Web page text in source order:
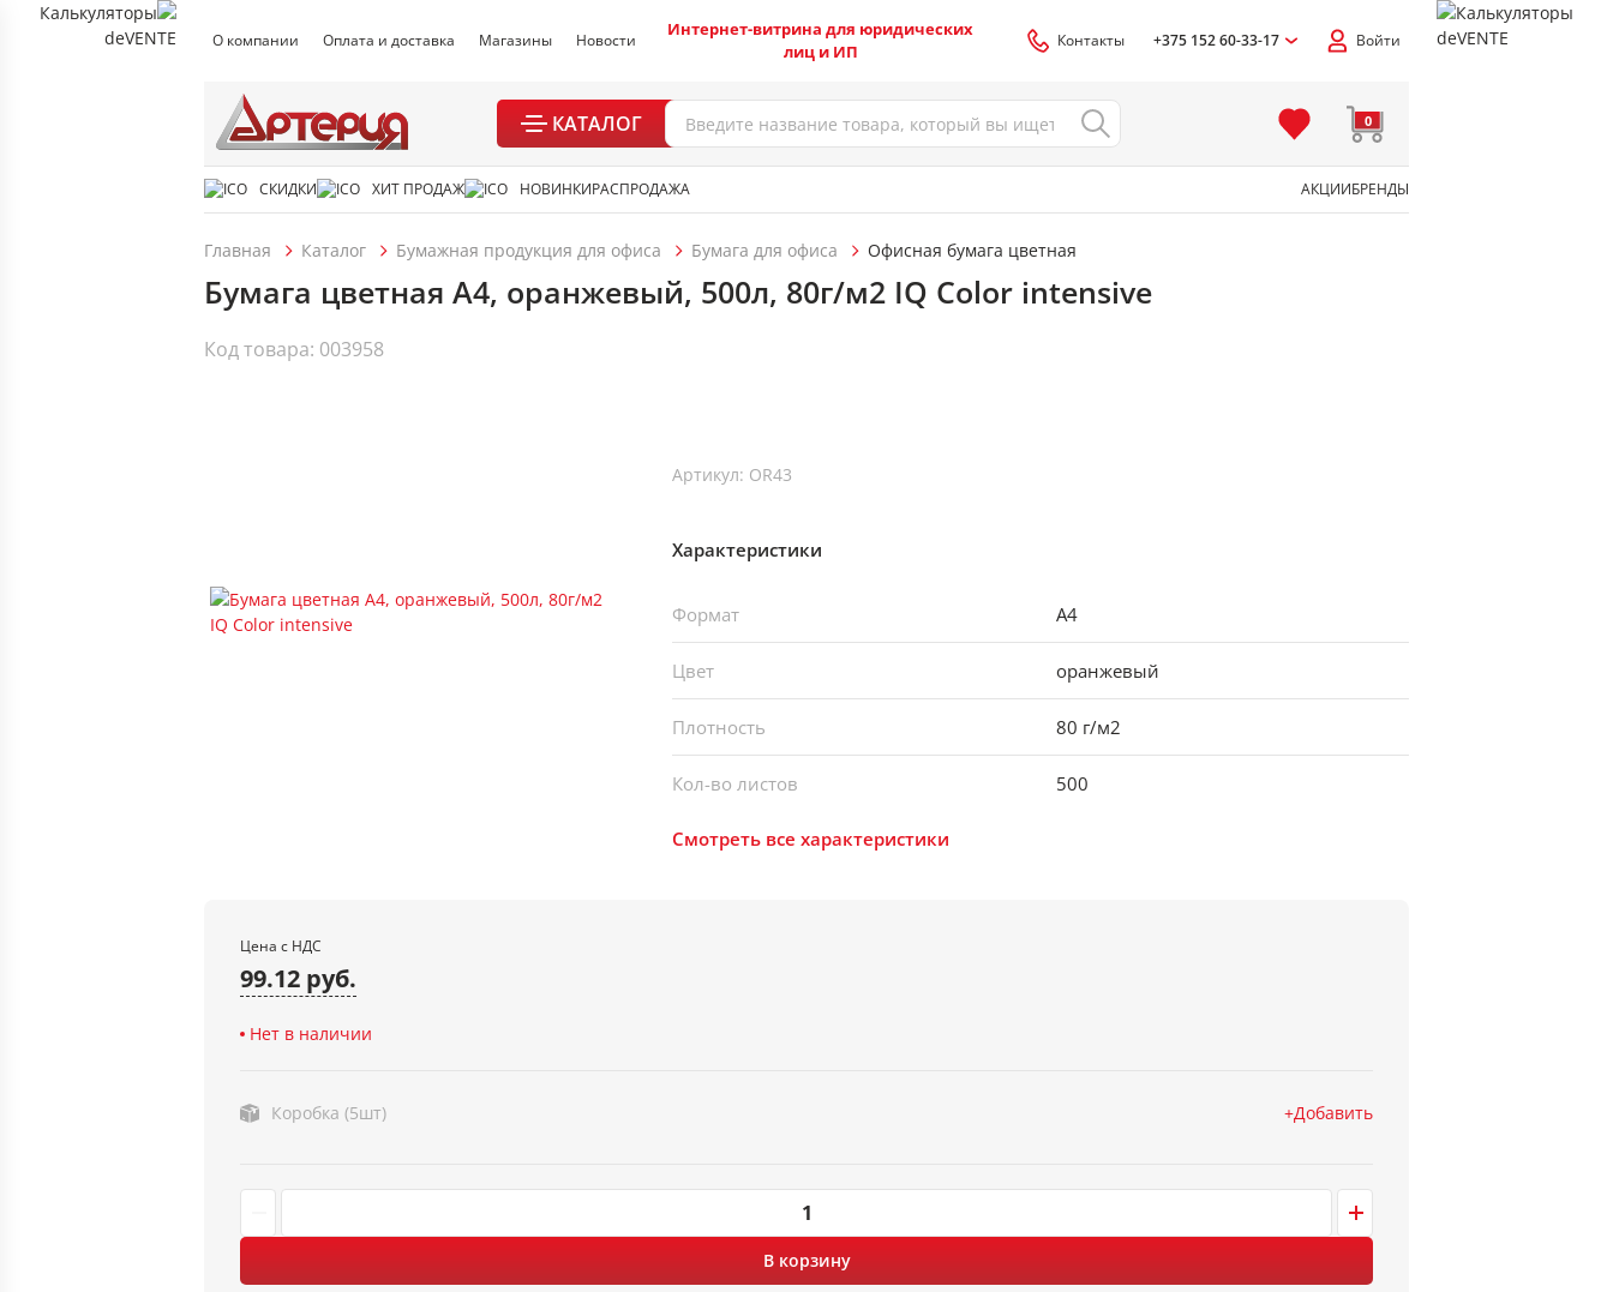
О компании Оплата и доставка Магазины Новости
Интернет-витрина для юридических
лиц и ИП
Контакты +375 152 60-33-17 Войти
КАТАЛОГ 0
СКИДКИ ХИТ ПРОДАЖ НОВИНКИРАСПРОДАЖА АКЦИИБРЕНДЫ
Главная Каталог Бумажная продукция для офиса Бумага для офиса Офисная бумага цветная
Бумага цветная А4, оранжевый, 500л, 80г/м2 IQ Color intensive
Код товара: 003958
Артикул: OR43
Характеристики
Формат А4
Цвет оранжевый
Плотность 80 г/м2
Кол-во листов 500
Смотреть все характеристики
Цена с НДС
99.12 руб.
Нет в наличии
Коробка (5шт) Добавить
В корзину